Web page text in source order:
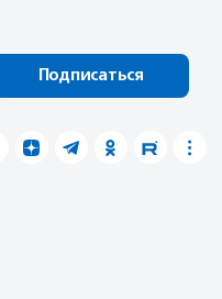
Подписаться